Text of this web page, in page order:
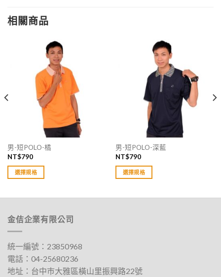
相關商品
男-短POLO-橘
NT$790
選擇規格
有
多
款
式。
可
男-短POLO-深藍
NT$790
選擇規格
可
金佶企業有限公司
統一編號：23850968
電話： 04-25680236
地址： 台中巿大雅區橫山里振興路22號